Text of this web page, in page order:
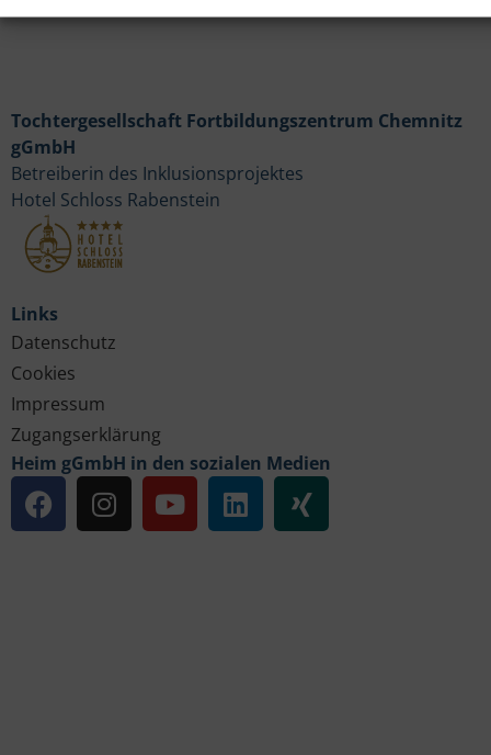
Links
Datenschutz
Cookies
Impressum
Zugangserklärung
Heim gGmbH in den sozialen Medien
Tochtergesellschaft Fortbildungszentrum Chemnitz
gGmbH
Betreiberin des Inklusionsprojektes
Hotel Schloss Rabenstein